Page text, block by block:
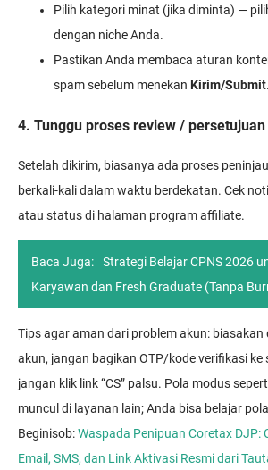
Pilih kategori minat (jika diminta) —
dengan niche Anda.
Pastikan Anda membaca aturan
spam sebelum menekan Kirim/Submit.
4. Tunggu proses review / persetujuan
Setelah dikirim, biasanya ada proses
berkali-kali dalam waktu berdekatan. Cek
atau status di halaman program affiliate.
Baca Juga:
Strategi Belajar CPNS 2026
Karyawan dan Fresh Graduate (Tanpa
Tips agar aman dari problem akun: biasakan
akun, jangan bagikan OTP/kode verifikasi ke
jangan klik link “CS” palsu. Pola modus
muncul di layanan lain; Anda bisa belajar
Beginisob:Waspada Penipuan Coretax DJP:
Email, SMS, dan Link Aktivasi Resmi dari